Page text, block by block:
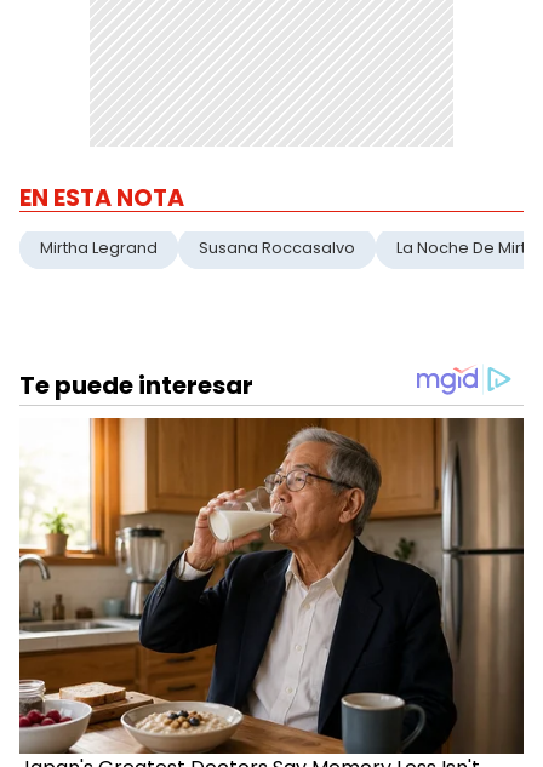
EN ESTA NOTA
Mirtha Legrand Susana Roccasalvo La Noche De